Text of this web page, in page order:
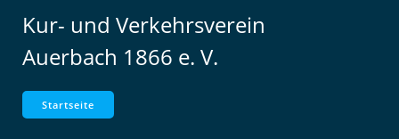
Inhalt
springen
Kur- und Verkehrsverein
Auerbach 1866 e. V.
Startseite